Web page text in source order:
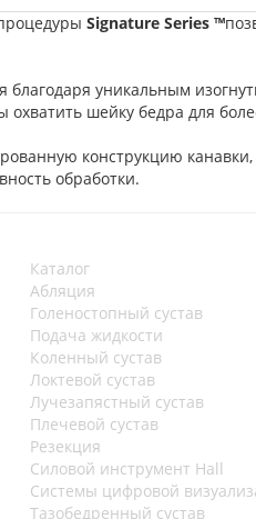
Signature Series ™
благодаря уникальным
шейку бедра для
конструкцию
обработки.
Каталог
Абляция
Голеностопный сустав
Подача жидкости
Коленный сустав
Локтевой сустав
Лучезапястный сустав
Плечевой сустав
Резекция
Силовой инструмент Hall
Системы цифровой
Тазобедренный сустав